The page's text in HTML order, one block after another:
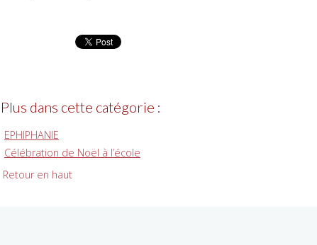
Plus dans cette catégorie :
EPHIPHANIE
Célébration de Noël à l’école
Retour en haut